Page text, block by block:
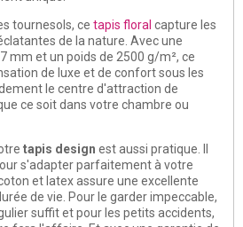
tournesols, ce tapis floral capture les
de la nature. Avec une
mm et un poids de 2500 g/m², ce
de luxe et de confort sous les
le centre d'attraction de
ce soit dans votre chambre ou
tapis design est aussi pratique. Il
s'adapter parfaitement à votre
et latex assure une excellente
de vie. Pour le garder impeccable,
suffit et pour les petits accidents,